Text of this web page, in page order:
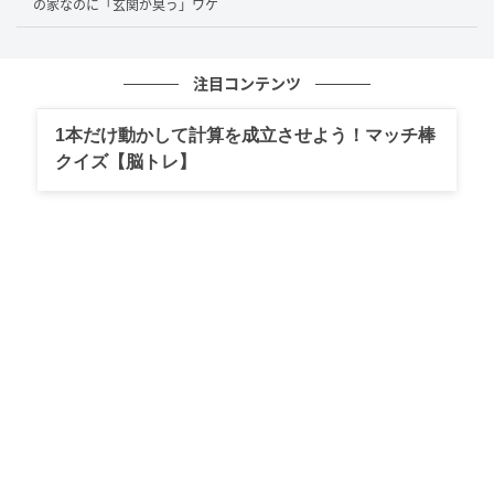
と。既にお使いの方もいらっしゃるかもしれません
コツ②アロマオイルを加えたエアフレッシュ
の家なのに「玄関が臭う」ワケ
注目コンテンツ
1本だけ動かして計算を成立させよう！マッチ棒
クイズ【脳トレ】